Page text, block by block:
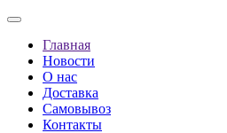
Главная
Новости
О нас
Доставка
Самовывоз
Контакты